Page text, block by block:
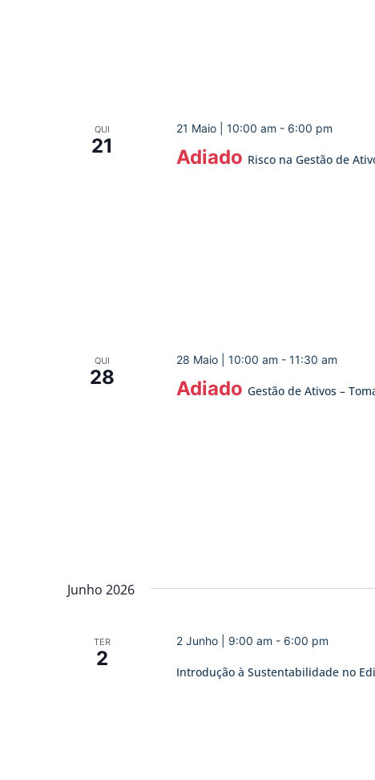
QUI
21 Adiado Risco na Gestão de
21 Maio | 10:00 am - 6:00 pm
QUI
28 Adiado Gestão de Ativos –
28 Maio | 10:00 am - 11:30 am
Junho 2026
TER
2
Introdução à Sustentabilidade no
2 Junho | 9:00 am - 6:00 pm